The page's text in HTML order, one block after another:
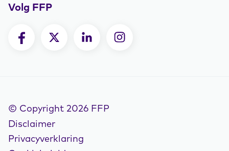
Volg FFP
© Copyright 2026 FFP
Disclaimer
Privacyverklaring